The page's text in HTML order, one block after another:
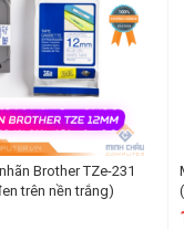
Brother TZe-231
trên nền trắng)